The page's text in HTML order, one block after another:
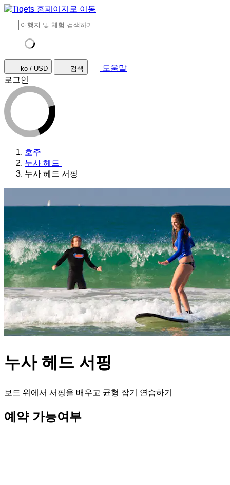
ko / USD 검색
도움말
로그인
호주
누사 헤드
누사 헤드 서핑
누사 헤드 서핑
보드 위에서 서핑을 배우고 균형 잡기 연습하기
예약 가능여부